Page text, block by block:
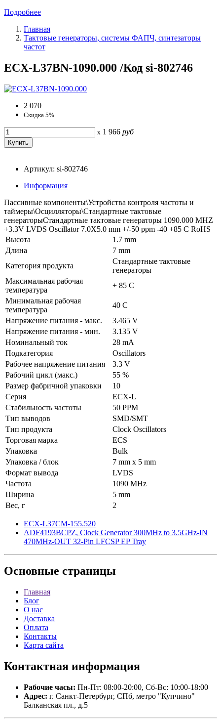
Подробнее
Главная
Тактовые генераторы, системы ФАПЧ, синтезаторы
частот
ECX-L37BN-1090.000 /Код si-802746
2 070
Скидка 5%
x 1 966 руб
Артикул: si-802746
Информация
Пассивные компоненты\Устройства контроля частоты и
таймеры\Осцилляторы\Стандартные тактовые
генераторыСтандартные тактовые генераторы 1090.000 MHZ
+3.3V LVDS Oscillator 7.0X5.0 mm +/-50 ppm -40 +85 C RoHS
Высота
1.7 mm
Длина
7 mm
Категория продукта
Стандартные тактовые
генераторы
Максимальная рабочая
температура
+ 85 C
Минимальная рабочая
температура
40 C
Напряжение питания - макс.
3.465 V
Напряжение питания - мин.
3.135 V
Номинальный ток
28 mA
Подкатегория
Oscillators
Рабочее напряжение питания
3.3 V
Рабочий цикл (макс.)
55 %
Размер фабричной упаковки
10
Серия
ECX-L
Стабильность частоты
50 PPM
Тип выводов
SMD/SMT
Тип продукта
Clock Oscillators
Торговая марка
ECS
Упаковка
Bulk
Упаковка / блок
7 mm x 5 mm
Формат вывода
LVDS
Частота
1090 MHz
Ширина
5 mm
Вес, г
2
ECX-L37CM-155.520
ADF4193BCPZ, Clock Generator 300MHz to 3.5GHz-IN
470MHz-OUT 32-Pin LFCSP EP Tray
Основные страницы
Главная
Блог
О нас
Доставка
Оплата
Контакты
Карта сайта
Контактная информация
Рабочие часы: Пн-Пт: 08:00-20:00, Сб-Вс: 10:00-18:00
Адрес: г. Санкт-Петербург, СПб, метро "Купчино"
Балканская пл., д.5